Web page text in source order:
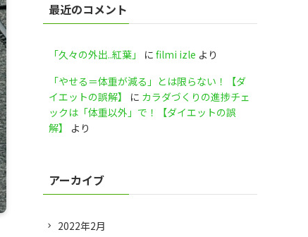
最近のコメント
「久々の外出..紅葉」 に filmi izle より
「やせる＝体重が減る」とは限らない！【ダ
イエットの誤解】
に カラダづくりの進捗チェ
ックは「体重以外」で！【ダイエットの誤
解】
より
アーカイブ
2022年2月